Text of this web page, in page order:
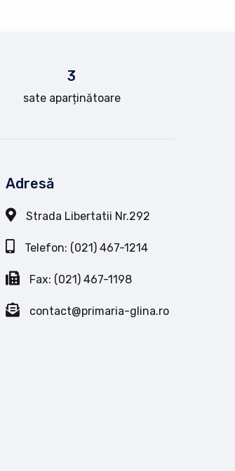
3
sate aparținătoare
Adresă
Strada Libertatii Nr.292
Telefon: (021) 467-1214
Fax: (021) 467-1198
contact@primaria-glina.ro